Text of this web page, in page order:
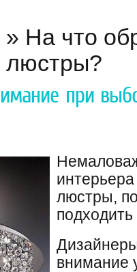
» На что
люстры?
при
люстры,
подходить
внимание